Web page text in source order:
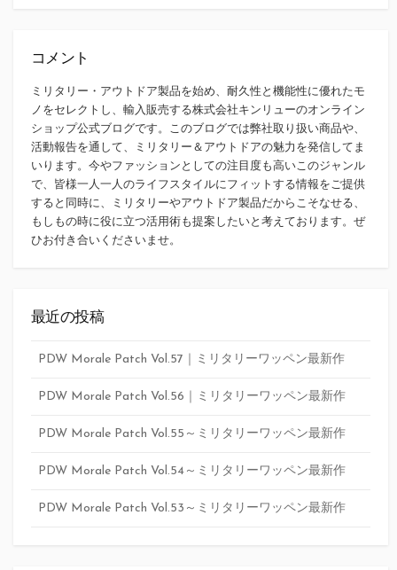
コメント
ミリタリー・アウトドア製品を始め、耐久性と機能性に優れたモ
ノをセレクトし、輸入販売する株式会社キンリューのオンライン
ショップ公式ブログです。このブログでは弊社取り扱い商品や、
活動報告を通して、ミリタリー＆アウトドアの魅力を発信してま
いります。今やファッションとしての注目度も高いこのジャンル
で、皆様一人一人のライフスタイルにフィットする情報をご提供
すると同時に、ミリタリーやアウトドア製品だからこそなせる、
もしもの時に役に立つ活用術も提案したいと考えております。ぜ
ひお付き合いくださいませ。
最近の投稿
PDW Morale Patch Vol.57｜ミリタリーワッペン最新作
PDW Morale Patch Vol.56｜ミリタリーワッペン最新作
PDW Morale Patch Vol.55～ミリタリーワッペン最新作
PDW Morale Patch Vol.54～ミリタリーワッペン最新作
PDW Morale Patch Vol.53～ミリタリーワッペン最新作